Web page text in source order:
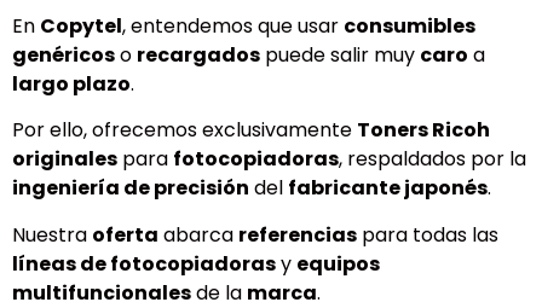
En Copytel, entendemos que usar consumibles
genéricoso recargados puede salir muy caro a
largo plazo.
Por ello, ofrecemos exclusivamente Toners Ricoh
originales para fotocopiadoras, respaldados por la
ingeniería de precisión del fabricante japonés.
Nuestra oferta abarca referencias para todas las
líneas de fotocopiadorasy equipos
multifuncionalesde la marca.